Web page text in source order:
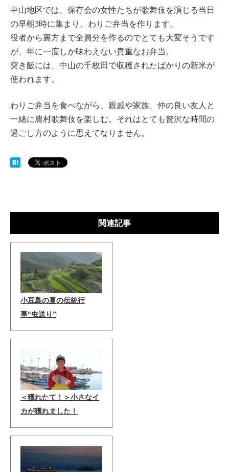
中山地区では、保存会の女性たちが歌舞伎を演じる当日
の早朝3時に集まり、わりご弁当を作ります。
役者から裏方まで全員分を作るのでとても大変そうです
が、年に一度しか味わえない貴重なお弁当。
突き飯には、中山の千枚田で収穫されたばかりの新米が
使われます。
わりご弁当を食べながら、親戚や家族、仲の良い友人と
一緒に農村歌舞伎を楽しむ。それはとても贅沢な時間の
過ごし方のように思えてなりません。
関連記事
小豆島の夏の伝統行
事“虫送り”
＜獲れたて！＞小さなイ
カが獲れました！